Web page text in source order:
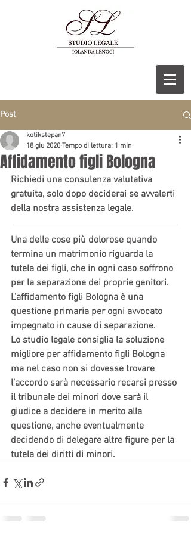
Post
Affidamento figli Bologna
kotikstepan7
18 giu 2020 Tempo di lettura: 1 min
Richiedi una consulenza valutativa
gratuita, solo dopo deciderai se avvalerti
della nostra assistenza legale.
Una delle cose più dolorose quando
termina un matrimonio riguarda la
tutela dei figli, che in ogni caso soffrono
per la separazione dei proprie genitori.
L’affidamento figli Bologna è una
questione primaria per ogni avvocato
impegnato in cause di separazione.
Lo studio legale consiglia la soluzione
migliore per affidamento figli Bologna
ma nel caso non si dovesse trovare
l’accordo sarà necessario recarsi presso
il tribunale dei minori dove sarà il
giudice a decidere in merito alla
questione, anche eventualmente
decidendo di delegare altre figure per la
tutela dei diritti di minori.